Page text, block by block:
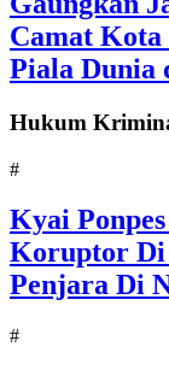
Camat
Piala Dunia
Hukum
#
Kyai
Koruptor
Penjara Di
#